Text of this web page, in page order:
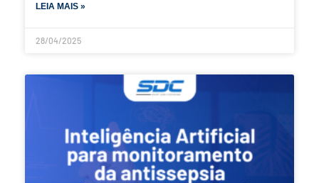
LEIA MAIS »
28/04/2025